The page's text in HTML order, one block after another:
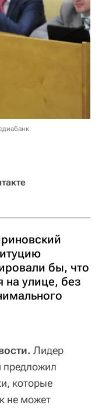
бы, что
на улице, без
Лидер
которые
не может